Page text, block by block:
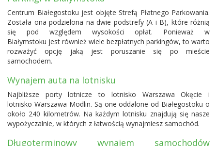
Centrum Białegostoku jest objęte Strefą Płatnego Parkowania.
Została ona podzielona na dwie podstrefy (A i B), które różnią
się pod względem wysokości opłat. Ponieważ w
Białymstoku jest również wiele bezpłatnych parkingów, to warto
rozważyć opcję jaką jest poruszanie się po mieście
samochodem.
Wynajem auta na lotnisku
Najbliższe porty lotnicze to lotnisko Warszawa Okęcie i
lotnisko Warszawa Modlin. Są one oddalone od Białegostoku o
około 240 kilometrów. Na każdym lotnisku znajdują się nasze
wypożyczalnie, w których z łatwością wynajmiesz samochód.
Długoterminowy wynajem samochodów